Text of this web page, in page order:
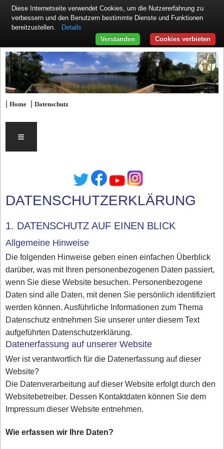
|Home |Datenschutz
≡
DATENSCHUTZERKLÄRUNG
1. DATENSCHUTZ AUF EINEN BLICK
Allgemeine Hinweise
Die folgenden Hinweise geben einen einfachen Überblick
darüber, was mit Ihren personenbezogenen Daten passiert,
wenn Sie diese Website besuchen. Personenbezogene
Daten sind alle Daten, mit denen Sie persönlich identifiziert
werden können. Ausführliche Informationen zum Thema
Datenschutz entnehmen Sie unserer unter diesem Text
aufgeführten Datenschutzerklärung.
Datenerfassung auf unserer Website
Wer ist verantwortlich für die Datenerfassung auf dieser
Website?
Die Datenverarbeitung auf dieser Website erfolgt durch den
Websitebetreiber. Dessen Kontaktdaten können Sie dem
Impressum dieser Website entnehmen.
Wie erfassen wir Ihre Daten?
Diese Internetseite verwendet Cookies, um die Nutzererfahrung zu
verbessern und den Benutzern bestimmte Dienste und Funktionen
bereitzustellen.
Details
Cookies verbieten
Verstanden